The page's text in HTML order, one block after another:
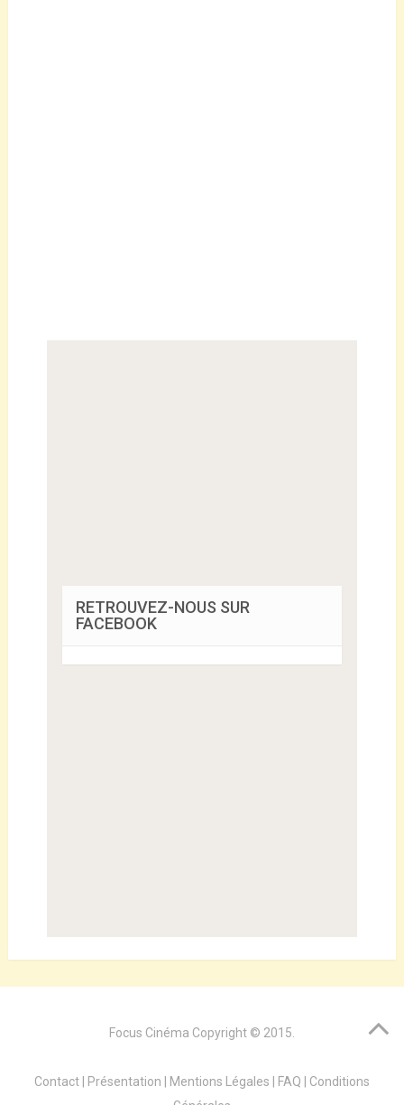
RETROUVEZ-NOUS SUR
FACEBOOK
Focus Cinéma Copyright © 2015.
Contact Présentation Mentions Légales FAQ
Conditions